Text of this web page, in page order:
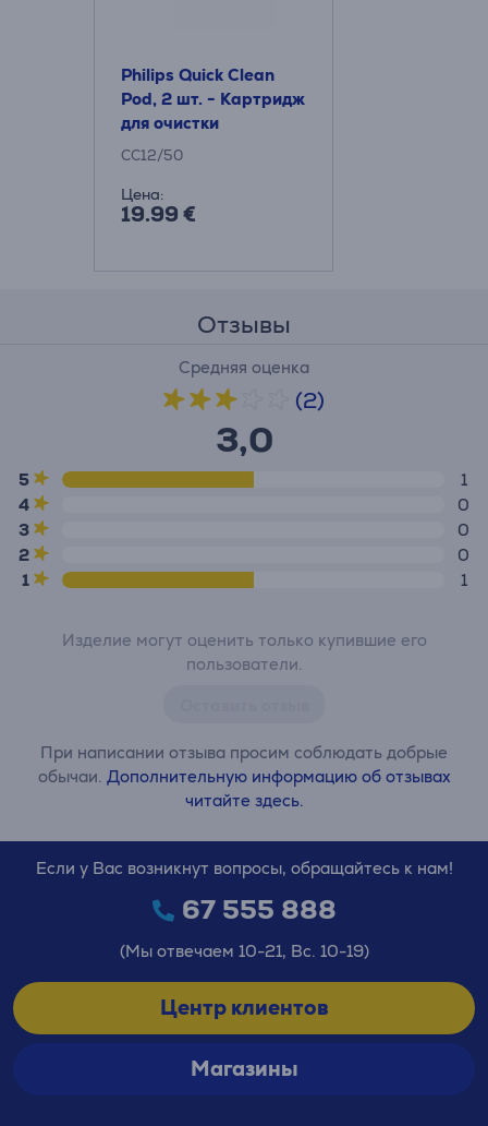
Philips Quick Clean
Pod, 2 шт. - Картридж
для очистки
CC12/50
Цена:
19.99 €
Отзывы
Средняя оценка
(2)
3,0
5
1
4
0
3
0
2
0
1
1
Изделие могут оценить только купившие его
пользователи.
При написании отзыва просим соблюдать добрые
обычаи. Дополнительную информацию об отзывах
читайте здесь.
Если у Вас возникнут вопросы, обращайтесь к нам!
67 555 888
(Мы отвечаем 10-21, Вс. 10-19)
Центр клиентов
Магазины